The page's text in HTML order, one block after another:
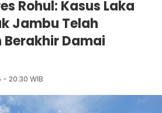
Rohul: Kasus Laka
Jambu Telah
Damai
20:30 WIB